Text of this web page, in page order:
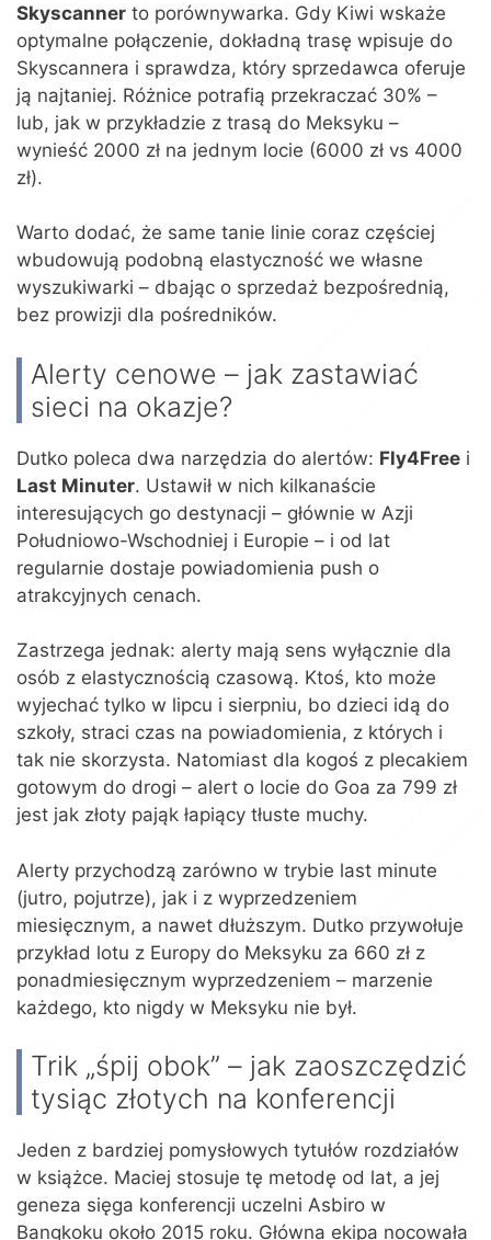
Skyscanner to porównywarka. Gdy Kiwi wskaże
optymalne połączenie, dokładną trasę wpisuje do
Skyscannera i sprawdza, który sprzedawca oferuje
ją najtaniej. Różnice potrafią przekraczać 30% –
lub, jak w przykładzie z trasą do Meksyku –
wynieść 2000 zł na jednym locie (6000 zł vs 4000
zł).
Warto dodać, że same tanie linie coraz częściej
wbudowują podobną elastyczność we własne
wyszukiwarki – dbając o sprzedaż bezpośrednią,
bez prowizji dla pośredników.
Alerty cenowe – jak zastawiać
sieci na okazje?
Dutko poleca dwa narzędzia do alertów: Fly4Free i
Last Minuter. Ustawił w nich kilkanaście
interesujących go destynacji – głównie w Azji
Południowo-Wschodniej i Europie – i od lat
regularnie dostaje powiadomienia push o
atrakcyjnych cenach.
Zastrzega jednak: alerty mają sens wyłącznie dla
osób z elastycznością czasową. Ktoś, kto może
wyjechać tylko w lipcu i sierpniu, bo dzieci idą do
szkoły, straci czas na powiadomienia, z których i
tak nie skorzysta. Natomiast dla kogoś z plecakiem
gotowym do drogi – alert o locie do Goa za 799 zł
jest jak złoty pająk łapiący tłuste muchy.
Alerty przychodzą zarówno w trybie last minute
(jutro, pojutrze), jak i z wyprzedzeniem
miesięcznym, a nawet dłuższym. Dutko przywołuje
przykład lotu z Europy do Meksyku za 660 zł z
ponadmiesięcznym wyprzedzeniem – marzenie
każdego, kto nigdy w Meksyku nie był.
Trik „śpij obok” – jak zaoszczędzić
tysiąc złotych na konferencji
Jeden z bardziej pomysłowych tytułów rozdziałów
w książce. Maciej stosuje tę metodę od lat, a jej
geneza sięga konferencji uczelni Asbiro w
Bangkoku około 2015 roku. Główna ekipa nocowała